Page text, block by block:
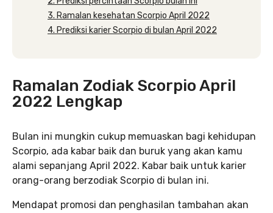
3. Ramalan kesehatan Scorpio April 2022
4. Prediksi karier Scorpio di bulan April 2022
Ramalan Zodiak Scorpio April
2022 Lengkap
Bulan ini mungkin cukup memuaskan bagi kehidupan
Scorpio, ada kabar baik dan buruk yang akan kamu
alami sepanjang April 2022. Kabar baik untuk karier
orang-orang berzodiak Scorpio di bulan ini.
Mendapat promosi dan penghasilan tambahan akan